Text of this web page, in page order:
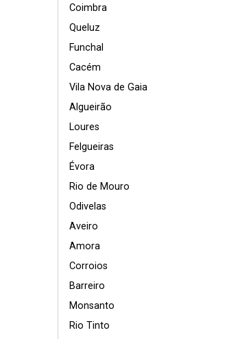
Coimbra
Queluz
Funchal
Cacém
Vila Nova de Gaia
Algueirão
Loures
Felgueiras
Évora
Rio de Mouro
Odivelas
Aveiro
Amora
Corroios
Barreiro
Monsanto
Rio Tinto